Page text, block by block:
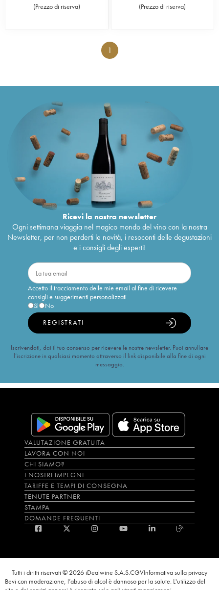
(Prezzo di riserva) (Prezzo di riserva)
1
Ricevi la nostra newsletter
Ogni settimana viaggia nel magico mondo del vino con la nostra
Newsletter, per non perderti le novità, i resoconti delle degustazioni
e i consigli degli esperti!
Accetto il tracciamento delle mie email al fine di ricevere
consigli e suggerimenti personalizzati
Sì
No
REGISTRATI
Iscrivendoti, dai il tuo consenso per ricevere le nostre newsletter. Puoi annullare
l’iscrizione in qualsiasi momento attraverso il link disponibile alla fine di ogni
messaggio.
VALUTAZIONE GRATUITA
LAVORA CON NOI
CHI SIAMO?
I NOSTRI IMPEGNI
TARIFFE E TEMPI DI CONSEGNA
TENUTE PARTNER
STAMPA
DOMANDE FREQUENTI
Tutti i diritti riservati © 2026 iDealwine S.A.S.CGVInformativa sulla privacy
Bevi con moderazione, l’abuso di alcol è dannoso per la salute. L'utilizzo del